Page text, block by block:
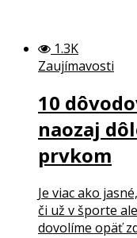
1.3K
Zaujímavosti
10
naozaj
prvkom
Je viac ako
či už v športe
dovolíme opäť